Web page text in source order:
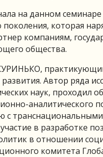
на данном
которая
компаниям,
общества.
Автор ряда
наук, проходил
аналитического
с
в разработке
в отношении
комитета